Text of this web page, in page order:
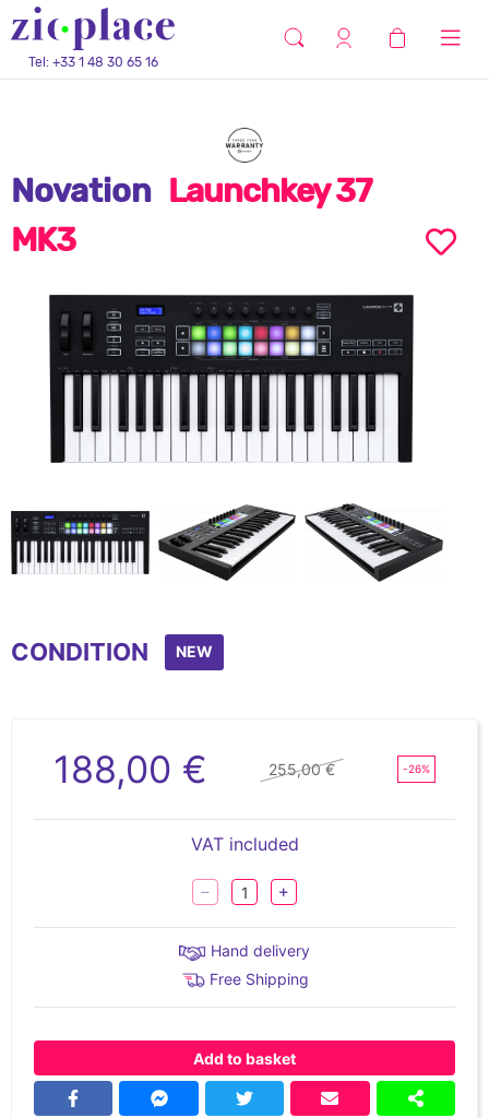
Tel: +33 1 48 30 65 16
Novation Launchkey 37
MK3
of
CONDITION NEW
188,00 € 255,00 € -26%
VAT included
Hand delivery
Free Shipping
Add to basket